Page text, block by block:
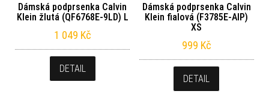
Dámská podprsenka Calvin
Klein žlutá (QF6768E-9LD) L
1 049 Kč
DETAIL
Dámská podprsenka Calvin
Klein fialová (F3785E-AIP)
XS
999 Kč
DETAIL